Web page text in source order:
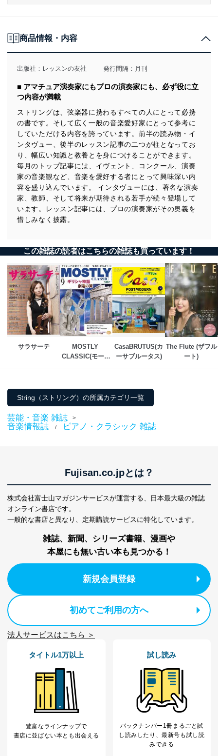
商品情報・内容
出版社： レッスンの友社 発行間隔：月刊
■ アマチュア演奏家にもプロの演奏家にも、必ず役に立
つ内容が満載
ストリングは、弦楽器に携わるすべての人にとって必携
の書です。そして広く一般の音楽愛好家にとって参考に
していただける内容を誇っています。前半の読み物・イ
ンタヴュー、後半のレッスン記事の二つが柱となってお
り、幅広い知識と教養とを身につけることができます。
毎月のトップ記事には、イヴェント、コンクール、演奏
家の音楽観など、音楽を愛好する者にとって興味深い内
容を盛り込んでいます。 インタヴューには、著名な演奏
家、教師、そして将来が期待される若手が続々登場して
います。レッスン記事には、プロの演奏家がその奥義を
惜しみなく披露。
この雑誌の読者はこちらの雑誌も買っています！
サラサーテ
MOSTLY
CLASSIC(モース
CasaBRUTUS(カ
ーサブルータス)
The Flute (ザフル
ート)
String（ストリング）の所属カテゴリ一覧
芸能・音楽 雑誌 >
音楽情報誌 / ピアノ・クラシック 雑誌
Fujisan.co.jpとは？
株式会社富士山マガジンサービスが運営する、
日本最大級の雑誌
オンライン書店です。
一般的な書店と異なり、 定期購読サービスに特化しています。
雑誌、新聞、シリーズ書籍、漫画や
本屋にも無い古い本も見つかる！
新規会員登録
初めてご利用の方へ
法人サービスはこちら ＞
タイトル1万以上
豊富なラインナップで
書店に並ばない本とも出会える
試し読み
バックナンバー1冊まるごと試
し読み したり、最新号も試し読
みできる